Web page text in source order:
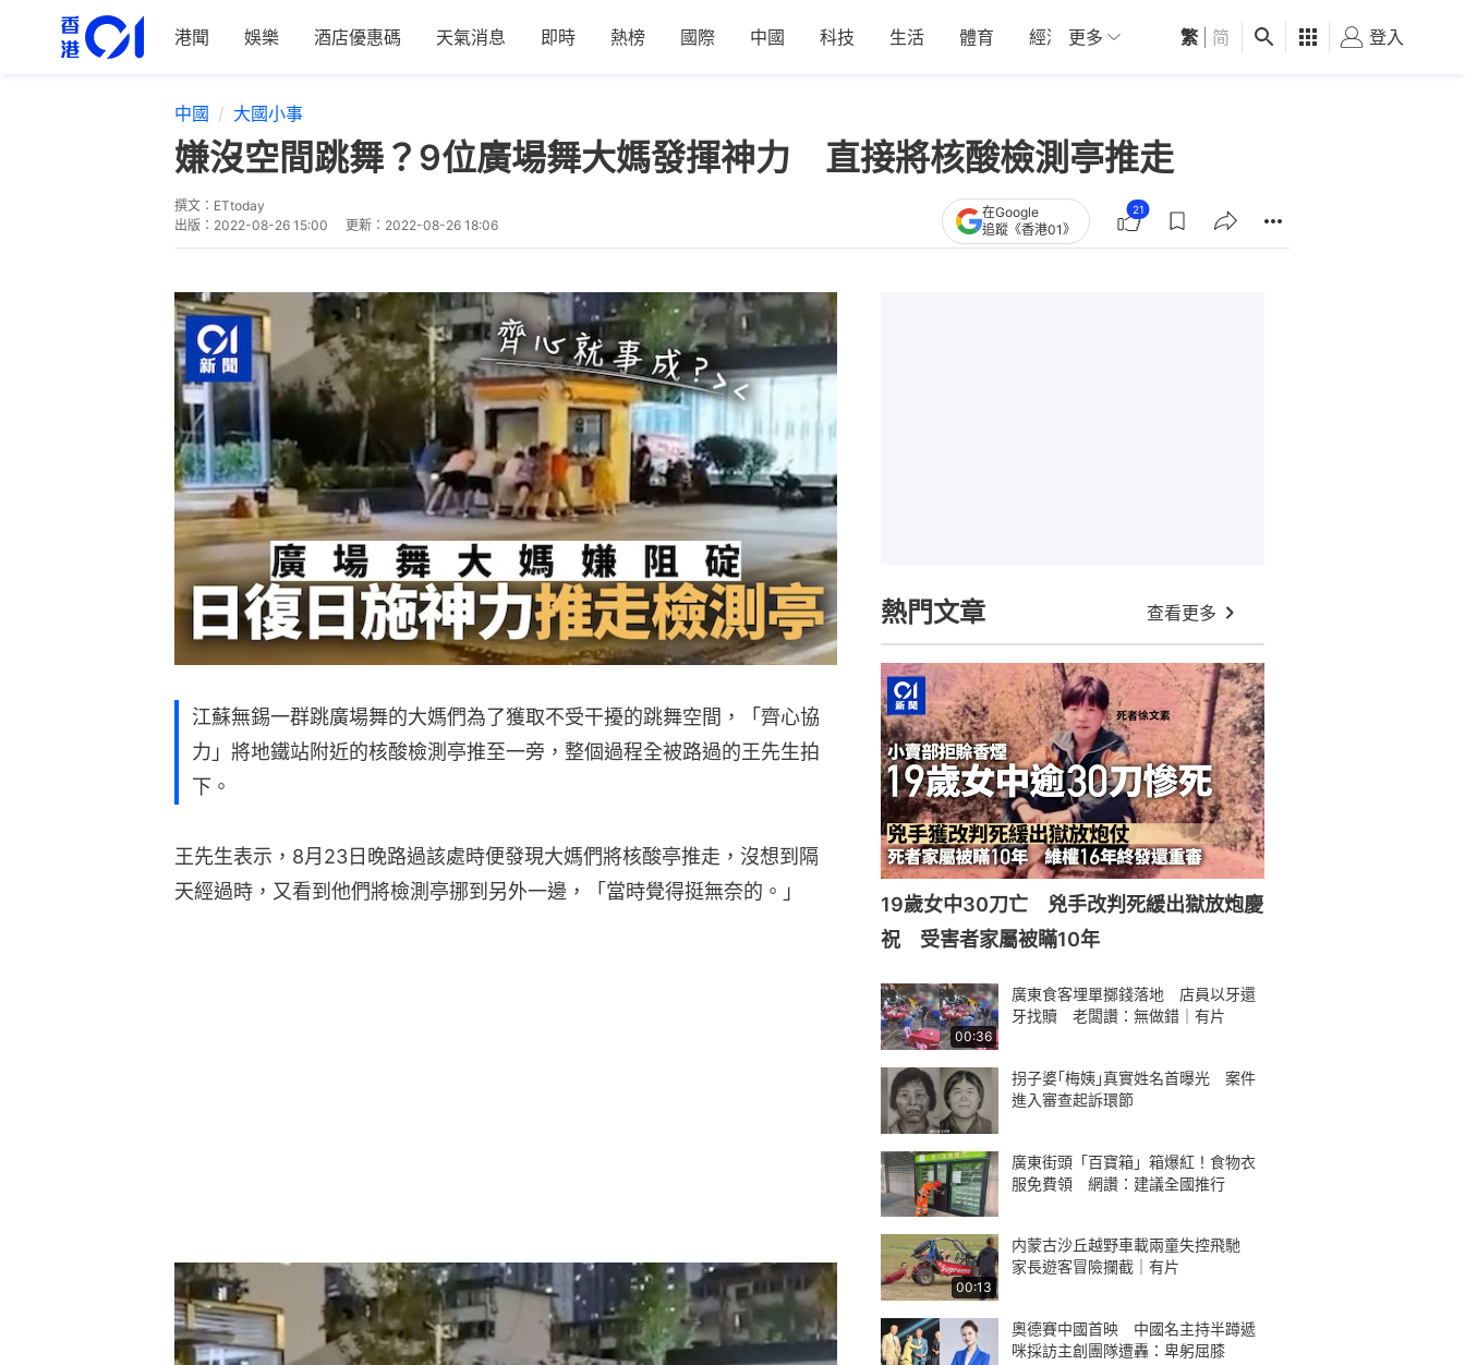
港聞 娛樂 酒店優惠碼 天氣消息 即時 熱榜 國際 中國 科技 生活 體育 經濟 01深圳 觀點 健康 好食玩飛
更多 繁 简 登入
中國 大國小事
嫌沒空間跳舞？9位廣場舞大媽發揮神力 直接將核酸檢測亭推走
撰文： ETtoday
出版： 2022-08-26 15:00 更新： 2022-08-26 18:06
在Google
追蹤《香港01》
21
江蘇無錫一群跳廣場舞的大媽們為了獲取不受干擾的跳舞空間，「齊心協
力」將地鐵站附近的核酸檢測亭推至一旁，整個過程全被路過的王先生拍
下。
王先生表示，8月23日晚路過該處時便發現大媽們將核酸亭推走，沒想到隔
天經過時，又看到他們將檢測亭挪到另外一邊，「當時覺得挺無奈的。」
熱門文章 查看更多
19歲女中30刀亡 兇手改判死緩出獄放炮慶
祝 受害者家屬被瞞10年
00:36
廣東食客埋單擲錢落地 店員以牙還
牙找贖 老闆讚：無做錯｜有片
拐子婆｢梅姨｣真實姓名首曝光 案件
進入審查起訴環節
廣東街頭「百寶箱」箱爆紅！食物衣
服免費領 網讚：建議全國推行
00:13
内蒙古沙丘越野車載兩童失控飛馳
家長遊客冒險攔截｜有片
奧德賽中國首映 中國名主持半蹲遞
咪採訪主創團隊遭轟：卑躬屈膝